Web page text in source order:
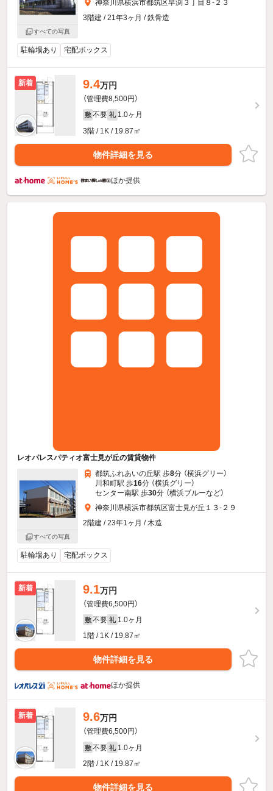
すべての写真
神奈川県横浜市都筑区早渕３丁目８-２３
3階建 / 21年3ヶ月 / 鉄骨造
駐輪場あり 宅配ボックス
新着 9.4万円
（管理費8,500円）
敷 不要 礼 1.0ヶ月
3階 / 1K / 19.87㎡
物件詳細を見る
ほか提供
レオパレスパティオ富士見が丘の賃貸物件
すべての写真
都筑ふれあいの丘駅 歩8分 （横浜グリー）
川和町駅 歩16分 （横浜グリー）
センター南駅 歩30分 （横浜ブルーなど）
神奈川県横浜市都筑区富士見が丘１３-２９
2階建 / 23年1ヶ月 / 木造
駐輪場あり 宅配ボックス
新着 9.1万円
（管理費6,500円）
敷 不要 礼 1.0ヶ月
1階 / 1K / 19.87㎡
物件詳細を見る
ほか提供
新着 9.6万円
（管理費6,500円）
敷 不要 礼 1.0ヶ月
2階 / 1K / 19.87㎡
物件詳細を見る